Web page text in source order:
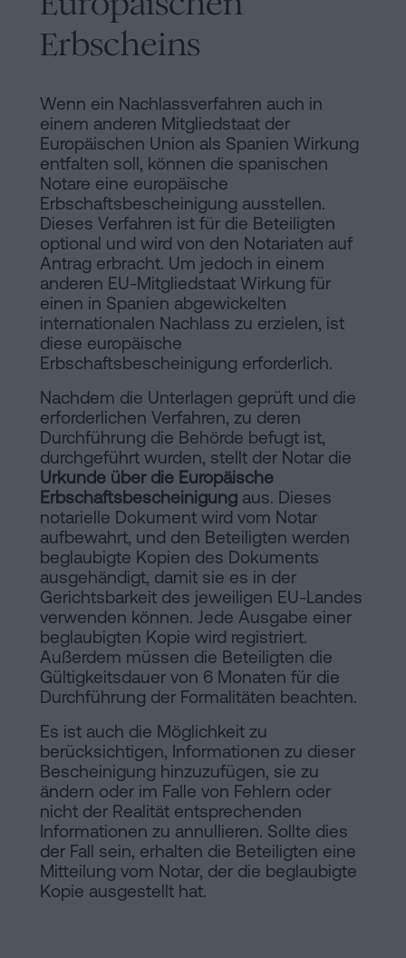
Erbscheins
Wenn ein Nachlassverfahren auch in
einem anderen Mitgliedstaat der
Europäischen Union als Spanien Wirkung
entfalten soll, können die spanischen
Notare eine europäische
Erbschaftsbescheinigung ausstellen.
Dieses Verfahren ist für die Beteiligten
optional und wird von den Notariaten auf
Antrag erbracht. Um jedoch in einem
anderen EU-Mitgliedstaat Wirkung für
einen in Spanien abgewickelten
internationalen Nachlass zu erzielen, ist
diese europäische
Erbschaftsbescheinigung erforderlich.
Nachdem die Unterlagen geprüft und die
erforderlichen Verfahren, zu deren
Durchführung die Behörde befugt ist,
durchgeführt wurden, stellt der Notar die
Urkunde über die Europäische
Erbschaftsbescheinigung aus. Dieses
notarielle Dokument wird vom Notar
aufbewahrt, und den Beteiligten werden
beglaubigte Kopien des Dokuments
ausgehändigt, damit sie es in der
Gerichtsbarkeit des jeweiligen EU-Landes
verwenden können. Jede Ausgabe einer
beglaubigten Kopie wird registriert.
Außerdem müssen die Beteiligten die
Gültigkeitsdauer von 6 Monaten für die
Durchführung der Formalitäten beachten.
Es ist auch die Möglichkeit zu
berücksichtigen, Informationen zu dieser
Bescheinigung hinzuzufügen, sie zu
ändern oder im Falle von Fehlern oder
nicht der Realität entsprechenden
Informationen zu annullieren. Sollte dies
der Fall sein, erhalten die Beteiligten eine
Mitteilung vom Notar, der die beglaubigte
Kopie ausgestellt hat.